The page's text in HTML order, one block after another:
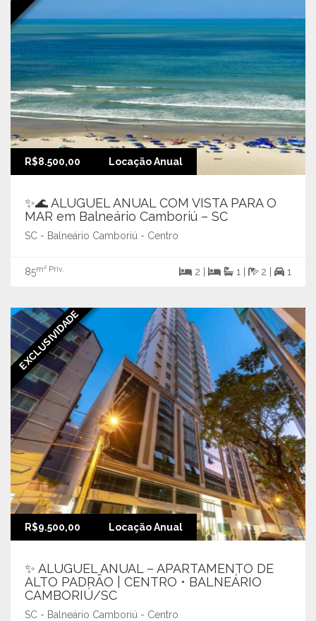
R$8.500,00 Locação Anual
✨🌊 ALUGUEL ANUAL COM VISTA PARA O
MAR em Balneário Camboriú – SC
SC - Balneário Camboriú - Centro
85m² Priv. 2 | 1 | 2 | 1
EXCLUSIVIDADE
R$9.500,00 Locação Anual
✨ ALUGUEL ANUAL – APARTAMENTO DE
ALTO PADRÃO | CENTRO • BALNEÁRIO
CAMBORIÚ/SC
SC - Balneário Camboriú - Centro